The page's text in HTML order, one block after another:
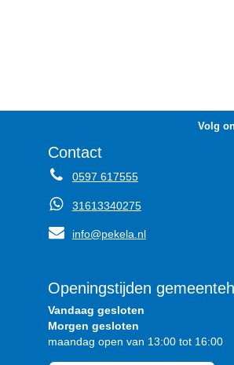
Volg
Contact
0597 617555
31613340275
info@pekela.nl
Openingstijden
Vandaag gesloten
Morgen gesloten
maandag open van 13:00 tot 16:00